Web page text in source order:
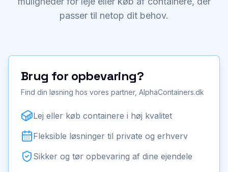
passer til netop dit behov.
Brug for opbevaring?
Find din løsning hos vores partner, AlphaContainers.dk
Lej eller køb containere i høj kvalitet
Fleksible løsninger til private og erhverv
Sikker og tør opbevaring af dine ejendele